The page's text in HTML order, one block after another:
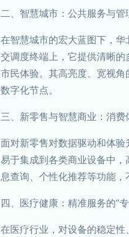
二、智慧城市：公共服务与管
在智慧城市的宏大蓝图下，
交调度终端上，它提供清晰
市民体验。其高亮度、宽视
数字化节点。
三、新零售与智慧商业：消费
面对新零售对数据驱动和体
易于集成到各类商业设备中
息查询、个性化推荐等功能，
四、医疗健康：精准服务的“
在医疗行业，对设备的稳定